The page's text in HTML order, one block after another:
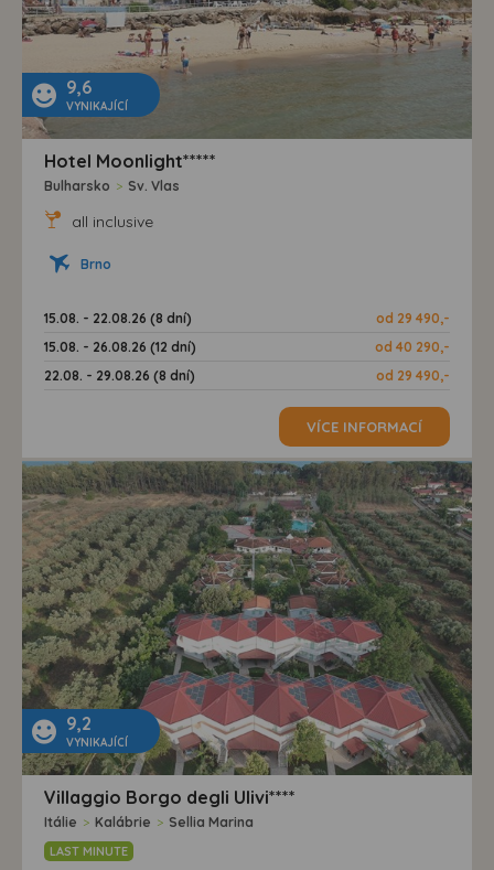
9,6
VYNIKAJÍCÍ
Hotel Moonlight*****
Bulharsko > Sv. Vlas
all inclusive
Brno
15.08. - 22.08.26 (8 dní)
od 29 490,-
15.08. - 26.08.26 (12 dní)
od 40 290,-
22.08. - 29.08.26 (8 dní)
od 29 490,-
VÍCE INFORMACÍ
9,2
VYNIKAJÍCÍ
Villaggio Borgo degli Ulivi****
Itálie > Kalábrie > Sellia Marina
LAST MINUTE